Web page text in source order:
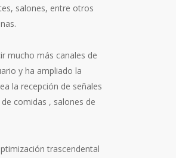
salones, entre otros
mucho más canales de
y ha ampliado la
la recepción de señales
comidas , salones de
trascendental